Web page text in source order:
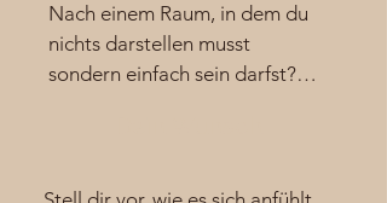
Nach einem Raum, in dem du
nichts darstellen musst
sondern einfach sein darfst?
Leise. Beständig.